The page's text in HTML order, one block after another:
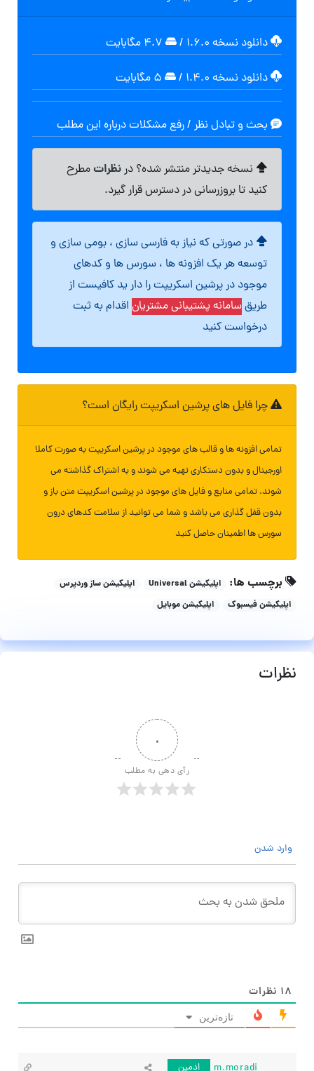
دانلود نسخه ۱.۶.۰ /
دانلود نسخه ۱.۴.۰ /
بحث و تبادل نظر / رفع مشکلات درباره این مطلب
نسخه جدیدتر منتشر شده؟ درنظراتمطرح
کنید تا بروزرسانی در دسترس قرار گیرد.
در صورتی که نیاز به فارسی سازی ، بومی سازی و
توسعه هر یک افزونه ها ، سورس ها و کدهای
موجود در پرشین اسکریپت را دار ید کافیست از
طریقسامانه پشتیبانی مشتریان اقدام به ثبت
درخواست کنید
چرا فایل های پرشین اسکریپت رایگان است؟
تمامی افزونه ها و قالب های موجود در پرشین اسکریپت به صورت کاملا
اورجینال و بدون دستکاری تهیه می شوند و به اشتراک گذاشته می
شوند. تمامی منابع و فایل های موجود در پرشین اسکریپت متن باز و
بدون قفل گذاری می باشد و شما می توانید از سلامت کدهای درون
سورس ها اطمینان حاصل کنید
برچسب ها: اپلیکیشن Universal
اپلیکیشن ساز وردپرس
اپلیکیشن فیسبوک
اپلیکیشن موبایل
نظرات
۰
رأی دهی به مطلب
وارد شدن
۱۸ نظرات
تازه‌ترین
ادمین